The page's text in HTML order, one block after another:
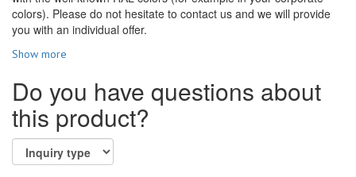
colors). Please do not hesitate to contact us and we will provide
you with an individual offer.
Show more
Do you have questions about
this product?